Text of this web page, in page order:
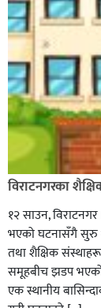
विराटनगरका
१२ साउन,
भएको घटनासँगै सुरु
तथा शैक्षिक
समूहबीच झडप भएको
एक स्थानीय